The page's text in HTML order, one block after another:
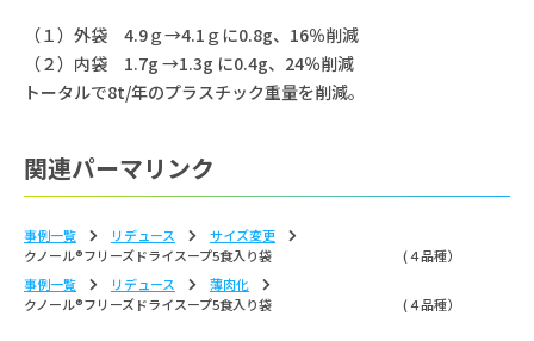
（１）外袋 4.9ｇ→4.1ｇに0.8g、16％削減
（２）内袋 1.7g →1.3g に0.4g、24％削減
トータルで8t/年のプラスチック重量を削減。
関連パーマリンク
事例一覧 リデュース
サイズ変更
クノール®フリーズドライスープ5食入り袋 (４品種）
事例一覧
リデュース
薄⾁化
クノール®フリーズドライスープ5食入り袋 (４品種）